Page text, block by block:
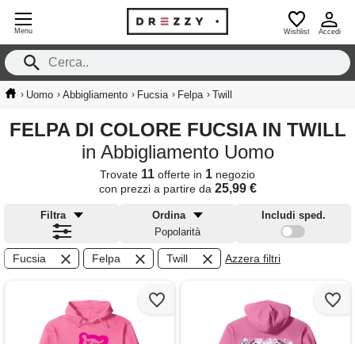
Menu Wishlist Accedi
› Uomo › Abbigliamento › Fucsia › Felpa › Twill
FELPA DI COLORE FUCSIA IN TWILL
in Abbigliamento Uomo
Trovate 11 offerte in 1 negozio
con prezzi a partire da 25,99 €
Filtra
Ordina
Popolarità
Includi sped.
Fucsia Felpa Twill Azzera filtri